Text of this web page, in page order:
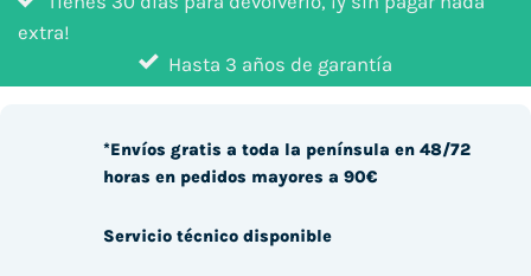
extra!
Hasta 3 años de garantía
*Envíos gratis a toda la península en 48/72
horas en pedidos mayores a 90€
Servicio técnico disponible